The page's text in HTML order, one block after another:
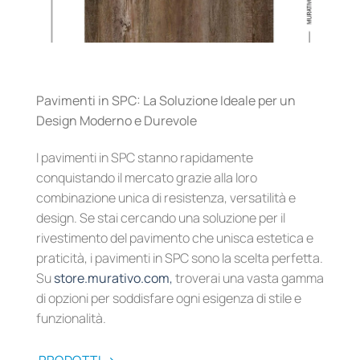
Pavimenti in SPC: La Soluzione Ideale per un
Design Moderno e Durevole
I pavimenti in SPC stanno rapidamente
conquistando il mercato grazie alla loro
combinazione unica di resistenza, versatilità e
design. Se stai cercando una soluzione per il
rivestimento del pavimento che unisca estetica e
praticità, i pavimenti in SPC sono la scelta perfetta.
Sustore.murativo.com,troverai una vasta gamma
di opzioni per soddisfare ogni esigenza di stile e
funzionalità.